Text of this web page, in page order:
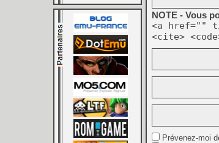
NOTE - Vous
<a href=""
<cite>
Prévenez-moi